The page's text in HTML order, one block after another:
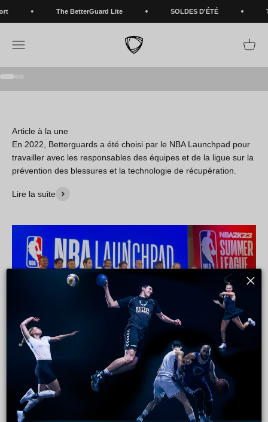
The BetterGuard Lite SOLDES D'ÉTÉ
Ouvrir la navigation
BETTERGUARDS
Voir
tant qu'ambassadeurs mondiaux
LIRE LA SUITE
Article à la une
En 2022, Betterguards a été choisi par le NBA Launchpad pour
travailler avec les responsables des équipes et de la ligue sur la
prévention des blessures et la technologie de récupération.
Lire la suite
Betterguards à Las Vegas - Ligue d'été de la NBA
Sept mois après notre nomination officielle en